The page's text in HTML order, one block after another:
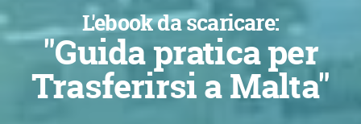
L'ebook da scaricare:
"Guida pratica per
Trasferirsi a Malta"